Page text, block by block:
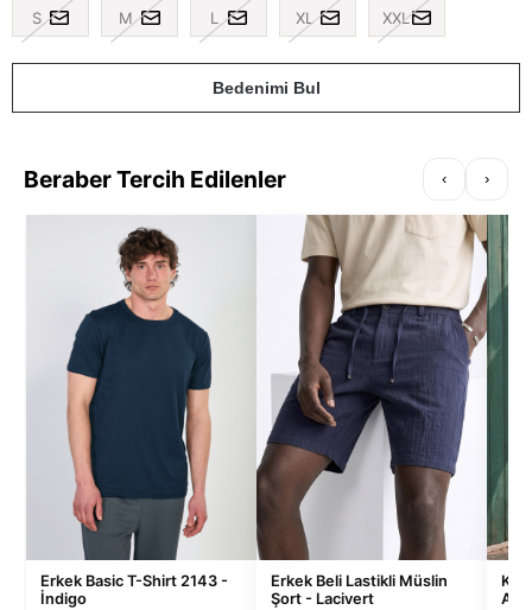
S M L XL XXL
Bedenimi Bul
Beraber Tercih Edilenler ‹ ›
Erkek Basic T-Shirt 2143 -
İndigo
Erkek Beli Lastikli Müslin
Şort - Lacivert
Altı